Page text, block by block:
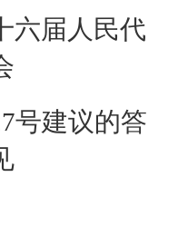
六届人民代
号建议的答